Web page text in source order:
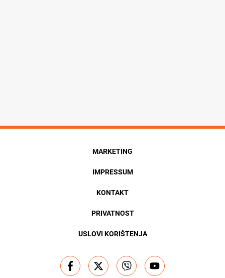
MARKETING
IMPRESSUM
KONTAKT
PRIVATNOST
USLOVI KORIŠTENJA